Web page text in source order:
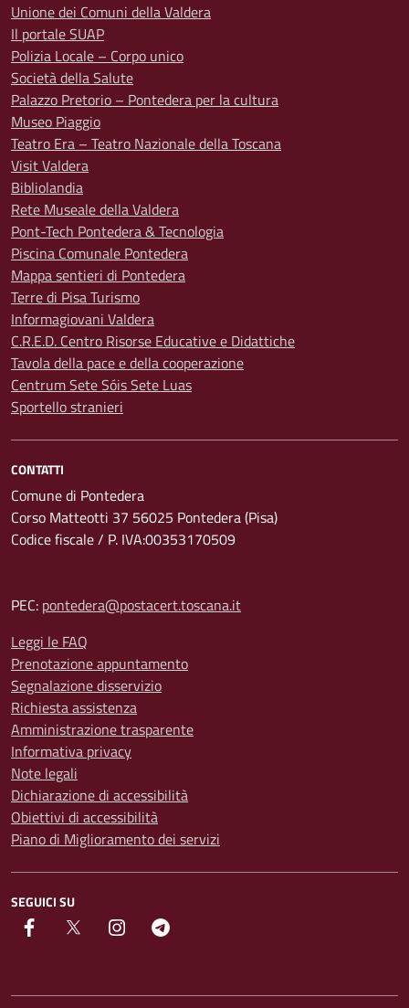
Unione dei Comuni della Valdera
Il portale SUAP
Polizia Locale – Corpo unico
Società della Salute
Palazzo Pretorio – Pontedera per la cultura
Museo Piaggio
Teatro Era – Teatro Nazionale della Toscana
Visit Valdera
Bibliolandia
Rete Museale della Valdera
Pont-Tech Pontedera & Tecnologia
Piscina Comunale Pontedera
Mappa sentieri di Pontedera
Terre di Pisa Turismo
Informagiovani Valdera
C.R.E.D. Centro Risorse Educative e Didattiche
Tavola della pace e della cooperazione
Centrum Sete Sóis Sete Luas
Sportello stranieri
CONTATTI
Comune di Pontedera
Corso Matteotti 37 56025 Pontedera (Pisa)
Codice fiscale / P. IVA:00353170509
PEC: pontedera@postacert.toscana.it
Leggi le FAQ
Prenotazione appuntamento
Segnalazione disservizio
Richiesta assistenza
Amministrazione trasparente
Informativa privacy
Note legali
Dichiarazione di accessibilità
Obiettivi di accessibilità
Piano di Miglioramento dei servizi
SEGUICI SU
facebook Twitter instagram